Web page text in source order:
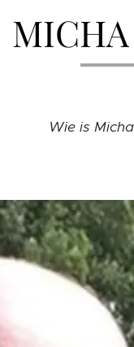
Wie is